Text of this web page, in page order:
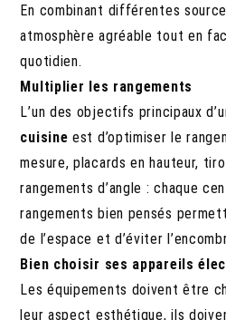
En combinant différentes
atmosphère agréable tout en
quotidien.
Multiplier les rangements
L’un des objectifs principaux
cuisine est d’optimiser le
mesure, placards en hauteur,
rangements d’angle : chaque
rangements bien pensés
de l’espace et d’éviter
Bien choisir ses appareils
Les équipements doivent être
leur aspect esthétique, ils